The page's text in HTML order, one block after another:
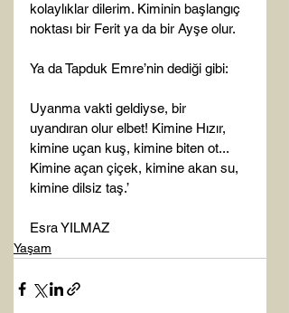
kolaylıklar dilerim. Kiminin başlangıç
noktası bir Ferit ya da bir Ayşe olur.
Ya da Tapduk Emre’nin dediği gibi:
Uyanma vakti geldiyse, bir
uyandıran olur elbet! Kimine Hızır,
kimine uçan kuş, kimine biten ot...
Kimine açan çiçek, kimine akan su,
kimine dilsiz taş.’
Esra YILMAZ
Yaşam